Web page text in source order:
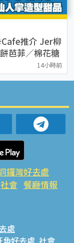
推介 Jer柳
芭菲／棉花糖
14小時前
鑼灣好去處
社會 餐廳情報
處
角好去處 社會